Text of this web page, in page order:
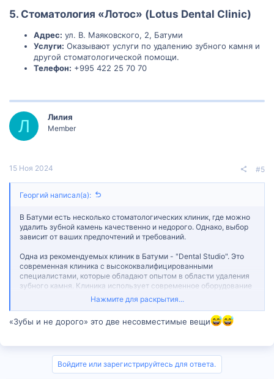
5. Стоматология «Лотос» (Lotus Dental Clinic)
Адрес: ул. В. Маяковского, 2, Батуми
Услуги: Оказывают услуги по удалению зубного камня и
другой стоматологической помощи.
Телефон: +995 422 25 70 70
Л Лилия
Member
15 Ноя 2024 #5
Георгий написал(а):
В Батуми есть несколько стоматологических клиник, где можно
удалить зубной камень качественно и недорого. Однако, выбор
зависит от ваших предпочтений и требований.
Одна из рекомендуемых клиник в Батуми - "Dental Studio". Это
современная клиника с высококвалифицированными
специалистами, которые обладают опытом в области удаления
зубного камня. Клиника использует современное оборудование
и техники для выполнения процедуры с минимальными
болевыми ощущениями и безопасностью для здоровья
пациента. Они также предоставляют услуги по очищению
полости рта и применению профессионального фторида для
Еще одна популярная клиника в Батуми - "Dent Art". Врачи этой
клиники имеют богатый опыт в удалении зубного камня и
заботятся о здоровье зубов и десен пациентов. Они используют
Нажмите для раскрытия...
«Зубы и не дорого» это две несовместимые вещи
Войдите или зарегистрируйтесь для ответа.